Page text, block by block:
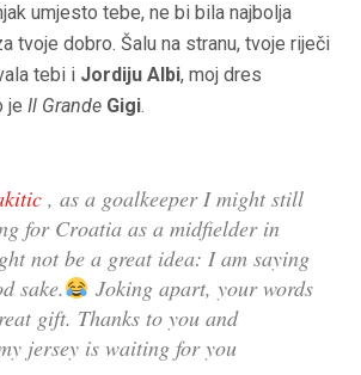
umjesto tebe, ne bi bila najbolja
tvoje dobro. Šalu na stranu, tvoje riječi
tebi i Jordiju Albi, moj dres
je Il Grande Gigi.
, as a goalkeeper I might still
for Croatia as a midfielder in
not be a great idea: I am saying
sake.
Joking apart, your words
gift. Thanks to you and
jersey is waiting for you